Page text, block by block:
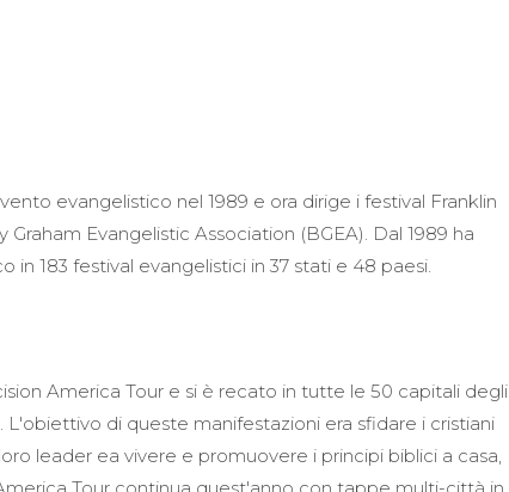
evangelistico nel 1989 e ora dirige i festival Franklin
Evangelistic Association (BGEA). Dal 1989 ha
183 festival evangelistici in 37 stati e 48 paesi.
America Tour e si è recato in tutte le 50 capitali degli
di queste manifestazioni era sfidare i cristiani
leader ea vivere e promuovere i principi biblici a casa,
Tour continua quest'anno con tappe multi-città in